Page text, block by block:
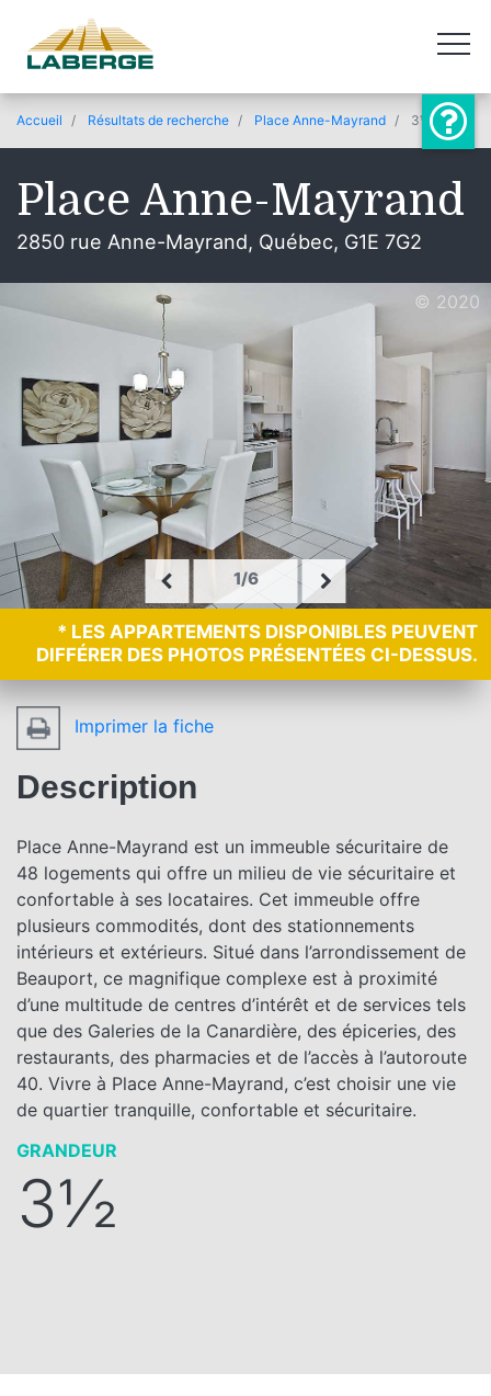
Accueil Résultats de recherche Place Anne-Mayrand 3½
Place Anne-Mayrand
2850 rue Anne-Mayrand, Québec, G1E 7G2
© 2020
1/6
* LES APPARTEMENTS DISPONIBLES PEUVENT
DIFFÉRER DES PHOTOS PRÉSENTÉES CI-DESSUS.
Imprimer la fiche
Description
Place Anne-Mayrand est un immeuble sécuritaire de
48 logements qui offre un milieu de vie sécuritaire et
confortable à ses locataires. Cet immeuble offre
plusieurs commodités, dont des stationnements
intérieurs et extérieurs. Situé dans l’arrondissement de
Beauport, ce magnifique complexe est à proximité
d’une multitude de centres d’intérêt et de services tels
que des Galeries de la Canardière, des épiceries, des
restaurants, des pharmacies et de l’accès à l’autoroute
40. Vivre à Place Anne-Mayrand, c’est choisir une vie
de quartier tranquille, confortable et sécuritaire.
GRANDEUR
3½